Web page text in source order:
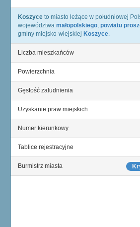
Koszyce to miasto leżące w południowej
województwa małopolskiego, powiatu
gminy miejsko-wiejskiej Koszyce.
Liczba mieszkańców
Powierzchnia
Gęstość zaludnienia
Uzyskanie praw miejskich
Numer kierunkowy
Tablice rejestracyjne
Burmistrz miasta